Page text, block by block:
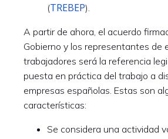
(TREBEP).
A partir de ahora, el acuerdo
Gobierno y los representantes de
trabajadores será la referencia
puesta en práctica del trabajo a
empresas españolas. Estas son
características:
Se considera una actividad